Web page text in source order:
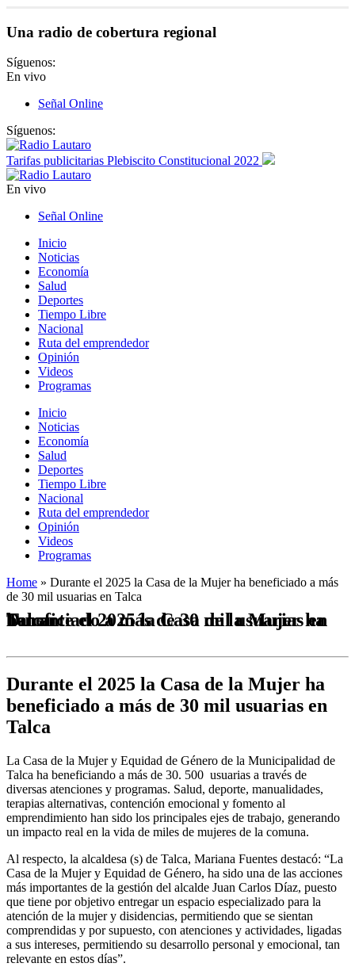
Una radio de cobertura regional
Síguenos:
En vivo
Señal Online
Síguenos:
Tarifas publicitarias Plebiscito Constitucional 2022
En vivo
Señal Online
Inicio
Noticias
Economía
Salud
Deportes
Tiempo Libre
Nacional
Ruta del emprendedor
Opinión
Videos
Programas
Inicio
Noticias
Economía
Salud
Deportes
Tiempo Libre
Nacional
Ruta del emprendedor
Opinión
Videos
Programas
Home » Durante el 2025 la Casa de la Mujer ha beneficiado a más
de 30 mil usuarias en Talca
Durante el 2025 la Casa de la Mujer ha beneficiado a más de 30 mil usuarias en Talca
Durante el 2025 la Casa de la Mujer ha
beneficiado a más de 30 mil usuarias en
Talca
La Casa de la Mujer y Equidad de Género de la Municipalidad de
Talca ha beneficiando a más de 30. 500 usuarias a través de
diversas atenciones y programas. Salud, deporte, manualidades,
terapias alternativas, contención emocional y fomento al
emprendimiento han sido los principales ejes de trabajo, generando
un impacto real en la vida de miles de mujeres de la comuna.
Al respecto, la alcaldesa (s) de Talca, Mariana Fuentes destacó: “La
Casa de la Mujer y Equidad de Género, ha sido una de las acciones
más importantes de la gestión del alcalde Juan Carlos Díaz, puesto
que tiene por objetivo entregar un espacio especializado para la
atención de la mujer y disidencias, permitiendo que se sientan
comprendidas y por supuesto, con atenciones y actividades, ligadas
a sus intereses, permitiendo su desarrollo personal y emocional, tan
relevante en estos días”.